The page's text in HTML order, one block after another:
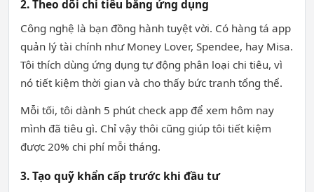
2. Theo dõi chi tiêu bằng ứng dụng
Công nghệ là bạn đồng hành tuyệt vời. Có hàng tá app
quản lý tài chính như Money Lover, Spendee, hay Misa.
Tôi thích dùng ứng dụng tự động phân loại chi tiêu, vì
nó tiết kiệm thời gian và cho thấy bức tranh tổng thể.
Mỗi tối, tôi dành 5 phút check app để xem hôm nay
mình đã tiêu gì. Chỉ vậy thôi cũng giúp tôi tiết kiệm
được 20% chi phí mỗi tháng.
3. Tạo quỹ khẩn cấp trước khi đầu tư